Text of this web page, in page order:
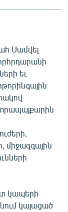
Սամվել
եւ
միջազգային
կապերի
կայացած